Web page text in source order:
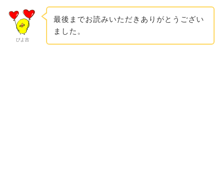
ぴよ吉
最後までお読みいただきありがとうござい
ました。